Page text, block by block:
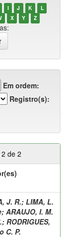
I J K
L
X Y Z
Em ordem:
Registro(s):
de 2
J. R.; LIMA, L.
; ARAUJO, I. M.
; RODRIGUES,
C. P.